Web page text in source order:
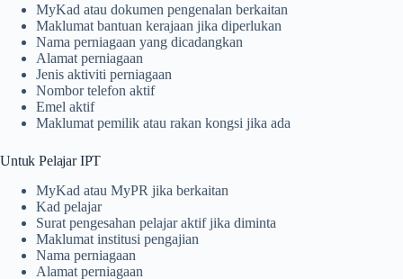
MyKad atau dokumen pengenalan berkaitan
Maklumat bantuan kerajaan jika diperlukan
Nama perniagaan yang dicadangkan
Alamat perniagaan
Jenis aktiviti perniagaan
Nombor telefon aktif
Emel aktif
Maklumat pemilik atau rakan kongsi jika ada
Untuk Pelajar IPT
MyKad atau MyPR jika berkaitan
Kad pelajar
Surat pengesahan pelajar aktif jika diminta
Maklumat institusi pengajian
Nama perniagaan
Alamat perniagaan